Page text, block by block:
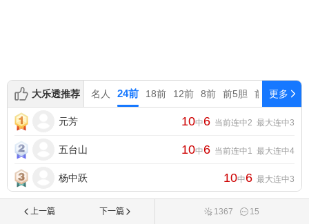
上一篇 下一篇 1367 15